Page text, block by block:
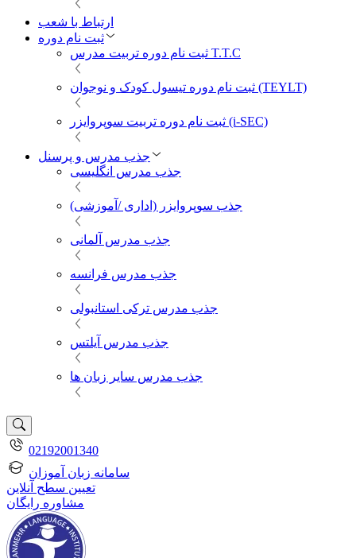
ارتباط با شعب
ثبت نام دوره
ثبت نام دوره تربیت مدرس T.T.C
ثبت نام دوره تیسول کودک و نوجوان (TEYLT)
ثبت نام دوره تربیت سوپروایزر (i-SEC)
جذب مدرس و پرسنل
جذب مدرس انگلیسی
جذب سوپروایزر (اداری /آموزشی)
جذب مدرس آلمانی
جذب مدرس فرانسه
جذب مدرس ترکی استانبولی
جذب مدرس آیلتس
جذب مدرس سایر زبان ها
02192001340
سامانه زبان آموزان
تعیین سطح آنلاین
مشاوره رایگان